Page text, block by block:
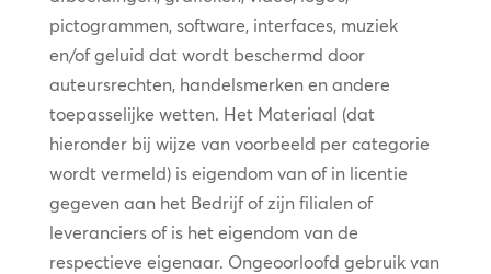
pictogrammen, software, interfaces, muziek
en/of geluid dat wordt beschermd door
auteursrechten, handelsmerken en andere
toepasselijke wetten. Het Materiaal (dat
hieronder bij wijze van voorbeeld per categorie
wordt vermeld) is eigendom van of in licentie
gegeven aan het Bedrijf of zijn filialen of
leveranciers of is het eigendom van de
respectieve eigenaar. Ongeoorloofd gebruik van